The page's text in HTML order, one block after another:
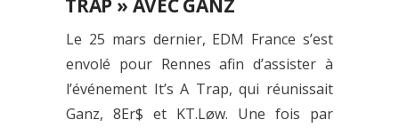
TRAP » AVEC GANZ
Le 25 mars dernier, EDM France s’est
envolé pour Rennes afin d’assister à
l’événement It’s A Trap, qui réunissait
Ganz, 8Er$ et KT.Løw. Une fois par